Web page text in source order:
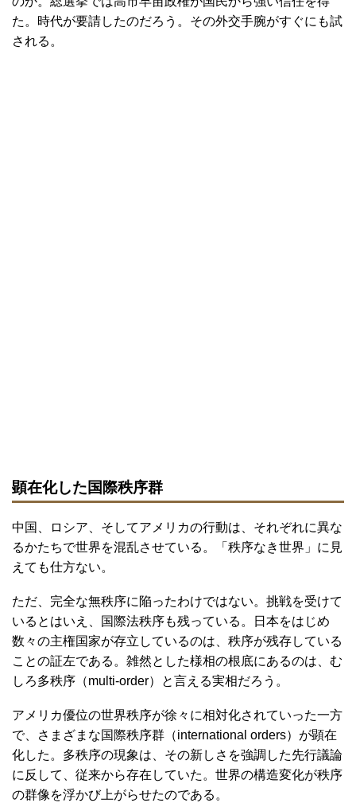
た。時代が要請したのだろう。その外交手腕がすぐにも試
される。
顕在化した国際秩序群
中国、ロシア、そしてアメリカの行動は、それぞれに異な
るかたちで世界を混乱させている。「秩序なき世界」に見
えても仕方ない。
ただ、完全な無秩序に陥ったわけではない。挑戦を受けて
いるとはいえ、国際法秩序も残っている。日本をはじめ
数々の主権国家が存立しているのは、秩序が残存している
ことの証左である。雑然とした様相の根底にあるのは、む
しろ多秩序（multi-order）と言える実相だろう。
アメリカ優位の世界秩序が徐々に相対化されていった一方
で、さまざまな国際秩序群（international orders）が顕在
化した。多秩序の現象は、その新しさを強調した先行議論
に反して、従来から存在していた。世界の構造変化が秩序
の群像を浮かび上がらせたのである。